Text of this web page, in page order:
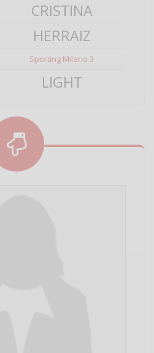
CRISTINA
HERRAIZ
Sporting Milano 3
LIGHT